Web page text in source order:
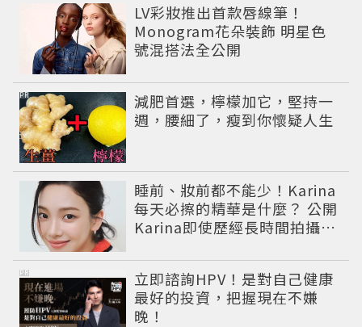
LV彩妝推出首款唇線筆！
Monogram花朵裝飾 明星色
號混搭法全公開
減肥首選，檸檬加它，堅持一
週，腰細了，瘦到你懷疑人生
PR
睡前、妝前都不能少！Karina
每天必擦的精華是什麼？ 公開
Karina即使歷經長時間拍攝肌
紅色山茶花系列保養儀式。
立即諮詢HPV！是對自己健康
最好的投資，把握現在不嫌
晚！
PR